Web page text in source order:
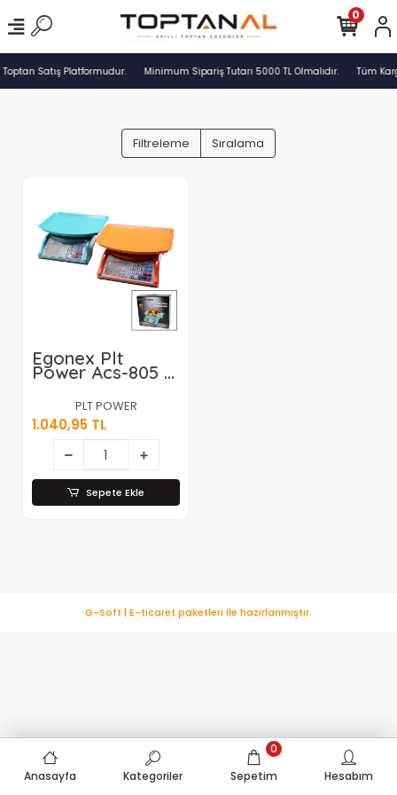
Satış Platformudur. Minimum Sipariş Tutarı 5000 TL Olmalıdır. Tüm
0
Filtreleme Sıralama
Egonex Plt
Power Acs-805 (
Küçük ) ( Dijital )
Karpuz Terazi
Tartı ( 40kg / 2gr
) ( 3 Fiyat
Hafızası ) ( Fiş
Şarjlı )*10
PLT POWER
1.040,95 TL
Sepete Ekle
Anasayfa Kategoriler Sepetim
0
Hesabım
G-Soft | E-ticaret paketleri ile hazırlanmıştır.